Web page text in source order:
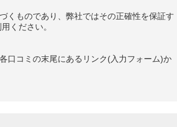
くものであり、弊社ではその正確性を保証す
ください。
口コミの末尾にあるリンク(入力フォーム)か